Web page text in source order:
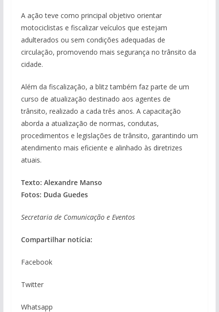
A ação teve como principal objetivo orientar
motociclistas e fiscalizar veículos que estejam
adulterados ou sem condições adequadas de
circulação, promovendo mais segurança no trânsito da
cidade.
Além da fiscalização, a blitz também faz parte de um
curso de atualização destinado aos agentes de
trânsito, realizado a cada três anos. A capacitação
aborda a atualização de normas, condutas,
procedimentos e legislações de trânsito, garantindo um
atendimento mais eficiente e alinhado às diretrizes
atuais.
Texto: Alexandre Manso
Fotos: Duda Guedes
Secretaria de Comunicação e Eventos
Compartilhar notícia:
Facebook
Twitter
Whatsapp